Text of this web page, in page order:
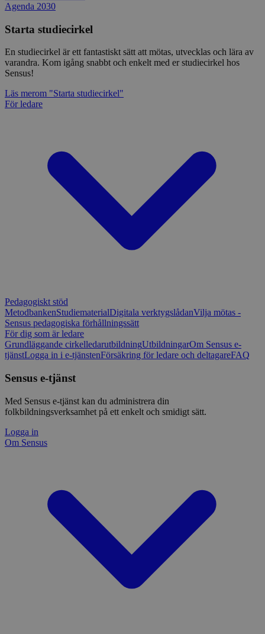
Agenda 2030
Starta studiecirkel
En studiecirkel är ett fantastiskt sätt att mötas, utvecklas och lära av
varandra. Kom igång snabbt och enkelt med er studiecirkel hos
Sensus!
Läs merom "Starta studiecirkel"
För ledare
Pedagogiskt stöd
MetodbankenStudiematerialDigitala verktygslådanVilja mötas -
Sensus pedagogiska förhållningssätt
För dig som är ledare
Grundläggande cirkelledarutbildningUtbildningarOm Sensus e-
tjänstLogga in i e-tjänstenFörsäkring för ledare och deltagareFAQ
Sensus e-tjänst
Med Sensus e-tjänst kan du administrera din
folkbildningsverksamhet på ett enkelt och smidigt sätt.
Logga in
Om Sensus